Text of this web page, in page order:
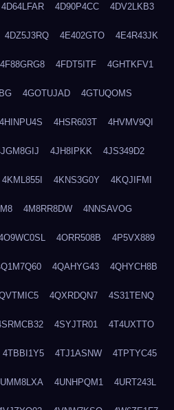
4D64LFAR 4D90P4CC 4DV2LKB3
4DZ5J3RQ 4E402GTO 4E4R43JK
4F88GRG8 4FDT5ITF 4GHTKFV1
4GOTUJAD 4GTUQOMS
4HINPU4S 4HSR603T 4HVMV9QI
4JH8IPKK 4JS349D2
4KML855I 4KNS3G0Y 4KQJIFMI
4M8RR8DW 4NNSAVOG
4ORR508B 4P5VX889
4QAHYG43 4QHYCH8B
4QXRDQN7 4S31TENQ
4SYJTR01 4T4UXTTO
4TBBI1Y5 4TJ1ASNW 4TPTYC45
4UNHPQM1 4URT243L